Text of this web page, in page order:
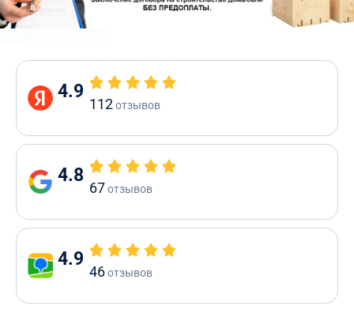
4.9
112отзывов
4.8
67отзывов
4.9
46отзывов